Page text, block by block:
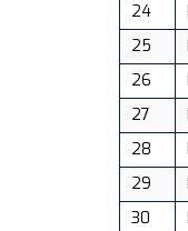
24
25
26
27
28
29
30